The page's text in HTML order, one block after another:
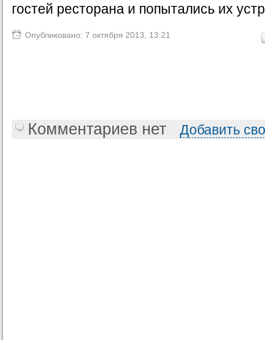
гостей ресторана и попытались их
Опубликовано: 7 октября 2013, 13:21
Комментариев нет Добавить